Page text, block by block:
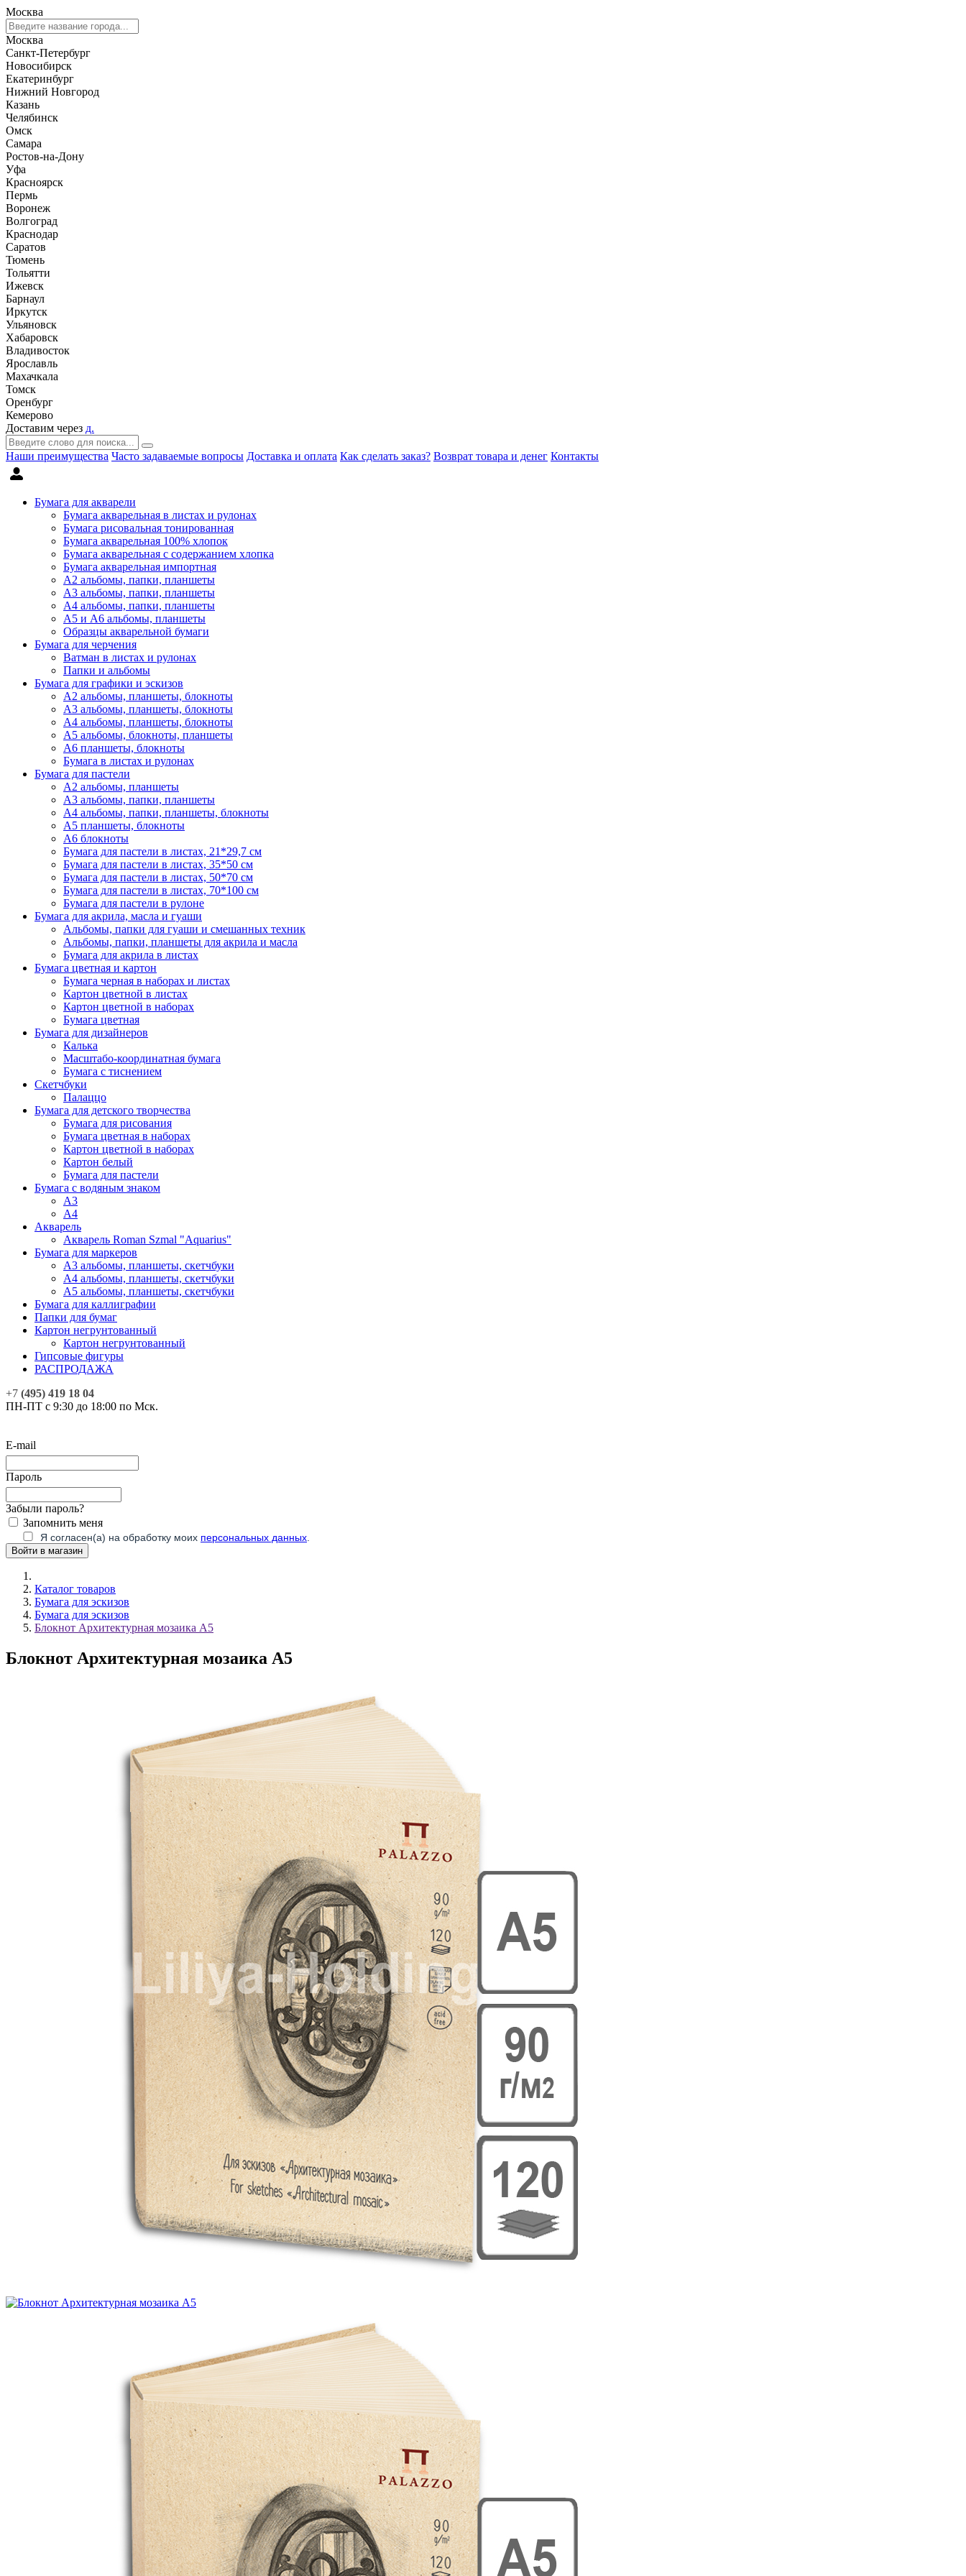
Москва
Москва
Санкт-Петербург
Новосибирск
Екатеринбург
Нижний Новгород
Казань
Челябинск
Омск
Самара
Ростов-на-Дону
Уфа
Красноярск
Пермь
Воронеж
Волгоград
Краснодар
Саратов
Тюмень
Тольятти
Ижевск
Барнаул
Иркутск
Ульяновск
Хабаровск
Владивосток
Ярославль
Махачкала
Томск
Оренбург
Кемерово
Доставим через д.
Наши преимущества Часто задаваемые вопросы Доставка и оплата Как сделать заказ? Возврат товара и денег Контакты
Бумага для акварели
Бумага акварельная в листах и рулонах
Бумага рисовальная тонированная
Бумага акварельная 100% хлопок
Бумага акварельная с содержанием хлопка
Бумага акварельная импортная
А2 альбомы, папки, планшеты
А3 альбомы, папки, планшеты
А4 альбомы, папки, планшеты
А5 и А6 альбомы, планшеты
Образцы акварельной бумаги
Бумага для черчения
Ватман в листах и рулонах
Папки и альбомы
Бумага для графики и эскизов
А2 альбомы, планшеты, блокноты
А3 альбомы, планшеты, блокноты
А4 альбомы, планшеты, блокноты
А5 альбомы, блокноты, планшеты
А6 планшеты, блокноты
Бумага в листах и рулонах
Бумага для пастели
А2 альбомы, планшеты
А3 альбомы, папки, планшеты
А4 альбомы, папки, планшеты, блокноты
А5 планшеты, блокноты
А6 блокноты
Бумага для пастели в листах, 21*29,7 см
Бумага для пастели в листах, 35*50 см
Бумага для пастели в листах, 50*70 см
Бумага для пастели в листах, 70*100 см
Бумага для пастели в рулоне
Бумага для акрила, масла и гуаши
Альбомы, папки для гуаши и смешанных техник
Альбомы, папки, планшеты для акрила и масла
Бумага для акрила в листах
Бумага цветная и картон
Бумага черная в наборах и листах
Картон цветной в листах
Картон цветной в наборах
Бумага цветная
Бумага для дизайнеров
Калька
Масштабо-координатная бумага
Бумага с тиснением
Скетчбуки
Палаццо
Бумага для детского творчества
Бумага для рисования
Бумага цветная в наборах
Картон цветной в наборах
Картон белый
Бумага для пастели
Бумага с водяным знаком
А3
А4
Акварель
Акварель Roman Szmal "Aquarius"
Бумага для маркеров
А3 альбомы, планшеты, скетчбуки
А4 альбомы, планшеты, скетчбуки
А5 альбомы, планшеты, скетчбуки
Бумага для каллиграфии
Папки для бумаг
Картон негрунтованный
Картон негрунтованный
Гипсовые фигуры
РАСПРОДАЖА
+7 (495) 419 18 04
ПН-ПТ с 9:30 до 18:00 по Мск.
E-mail
Пароль
Забыли пароль?
Запомнить меня
Я согласен(а) на обработку моих персональных данных
Каталог товаров
Бумага для эскизов
Бумага для эскизов
Блокнот Архитектурная мозаика А5
Блокнот Архитектурная мозаика А5